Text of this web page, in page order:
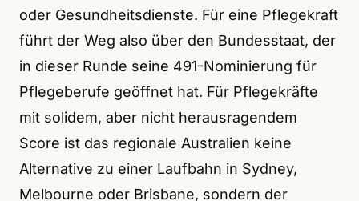
oder Gesundheitsdienste. Für eine Pflegekraft
führt der Weg also über den Bundesstaat, der
in dieser Runde seine 491-Nominierung für
Pflegeberufe geöffnet hat. Für Pflegekräfte
mit solidem, aber nicht herausragendem
Score ist das regionale Australien keine
Alternative zu einer Laufbahn in Sydney,
Melbourne oder Brisbane, sondern der